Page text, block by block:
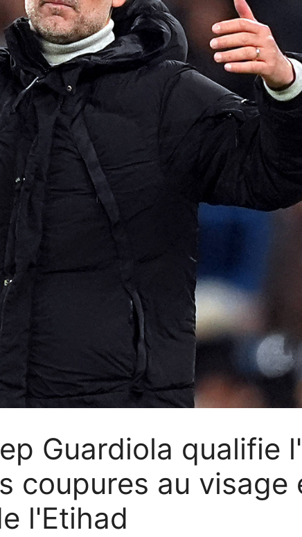
Guardiola qualifie
coupures au visage
l'Etihad